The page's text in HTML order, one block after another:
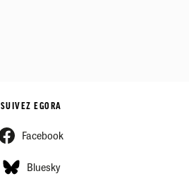
SUIVEZ EGORA
Facebook
Bluesky